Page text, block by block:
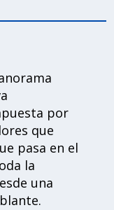
por
que
pasa en el
la
una